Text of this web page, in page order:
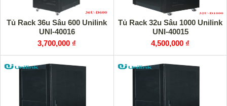
Tủ Rack 36u Sâu 600 Unilink
UNI-40016
3,700,000 ₫
Tủ Rack 32u Sâu 1000 Unilink
UNI-40015
4,500,000 ₫